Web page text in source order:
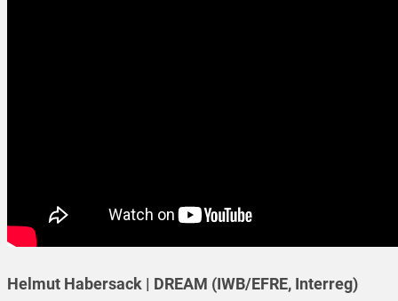
Helmut Habersack | DREAM (IWB/EFRE, Interreg)